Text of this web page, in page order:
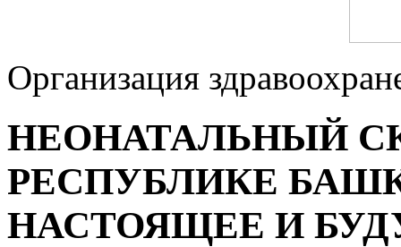
Организация
НЕОНАТАЛЬНЫЙ
РЕСПУБЛИКЕ
НАСТОЯЩЕЕ И